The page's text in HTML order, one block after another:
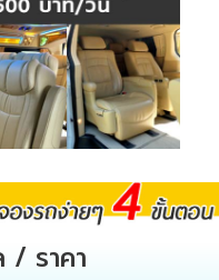
/ ราคา